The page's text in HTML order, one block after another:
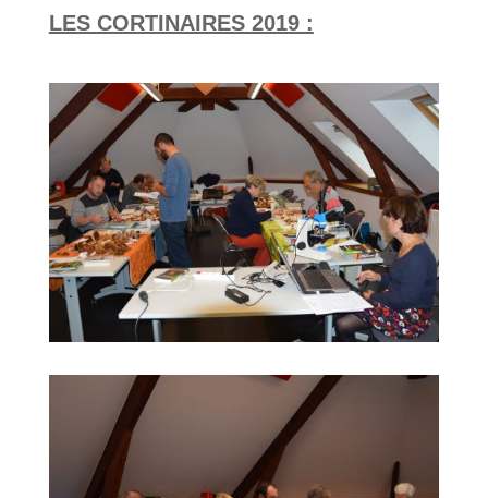
LES CORTINAIRES 2019 :